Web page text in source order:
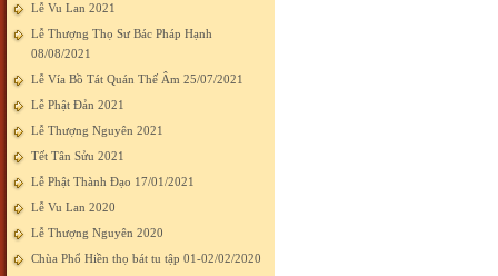
Lễ Vu Lan 2021
Lễ Thượng Thọ Sư Bác Pháp Hạnh
08/08/2021
Lễ Vía Bồ Tát Quán Thế Âm 25/07/2021
Lễ Phật Đản 2021
Lễ Thượng Nguyên 2021
Tết Tân Sửu 2021
Lễ Phật Thành Đạo 17/01/2021
Lễ Vu Lan 2020
Lễ Thượng Nguyên 2020
Chùa Phổ Hiền thọ bát tu tập 01-02/02/2020